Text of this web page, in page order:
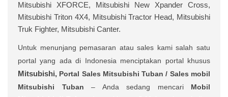
Mitsubishi XFORCE, Mitsubishi New Xpander Cross,
Mitsubishi Triton 4X4, Mitsubishi Tractor Head, Mitsubishi
Truk Fighter, Mitsubishi Canter.
Untuk menunjang pemasaran atau sales kami salah satu
portal yang ada di Indonesia menciptakan portal khusus
Mitsubishi, Portal Sales Mitsubishi Tuban / Sales mobil
Mitsubishi Tuban
– Anda sedang mencari Mobil